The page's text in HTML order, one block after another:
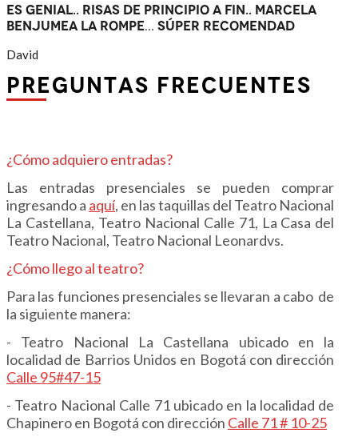
Es genial.. Risas de principio a fin.. Marcela
Benjumea la rompe… SÚPER RECOMENDAD
David
PREGUNTAS FRECUENTES
¿Cómo adquiero entradas?
Las entradas presenciales se pueden comprar
ingresando a aquí, en las taquillas del Teatro Nacional
La Castellana, Teatro Nacional Calle 71, La Casa del
Teatro Nacional, Teatro Nacional Leonardvs.
¿Cómo llego al teatro?
Para las funciones presenciales se llevaran a cabo de
la siguiente manera:
- Teatro Nacional La Castellana ubicado en la
localidad de Barrios Unidos en Bogotá con dirección
Calle 95#47-15
- Teatro Nacional Calle 71 ubicado en la localidad de
Chapinero en Bogotá con dirección Calle 71 # 10-25